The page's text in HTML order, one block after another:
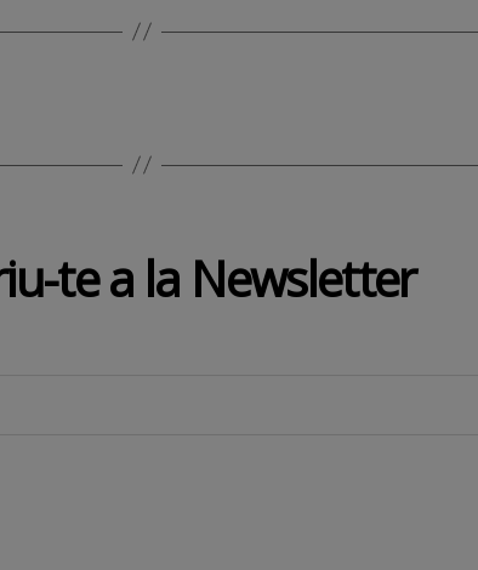
te a la Newsletter